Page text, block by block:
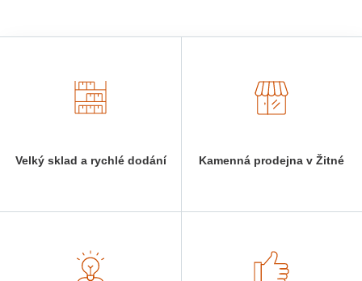
Velký sklad a rychlé dodání Kamenná prodejna v Žitné